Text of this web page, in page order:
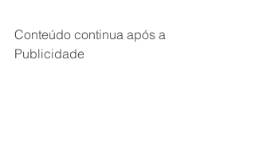
Conteúdo continua após a
Publicidade